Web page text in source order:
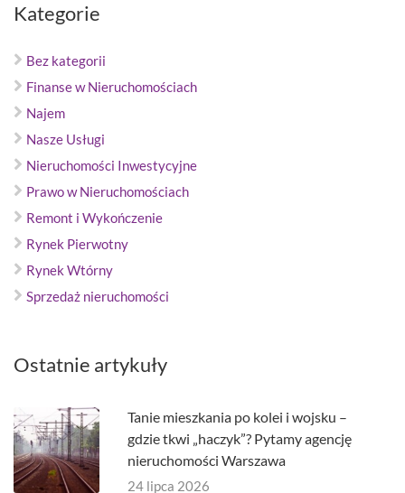
Kategorie
Bez kategorii
Finanse w Nieruchomościach
Najem
Nasze Usługi
Nieruchomości Inwestycyjne
Prawo w Nieruchomościach
Remont i Wykończenie
Rynek Pierwotny
Rynek Wtórny
Sprzedaż nieruchomości
Ostatnie artykuły
Tanie mieszkania po kolei i wojsku –
gdzie tkwi „haczyk”? Pytamy agencję
nieruchomości Warszawa
24 lipca 2026